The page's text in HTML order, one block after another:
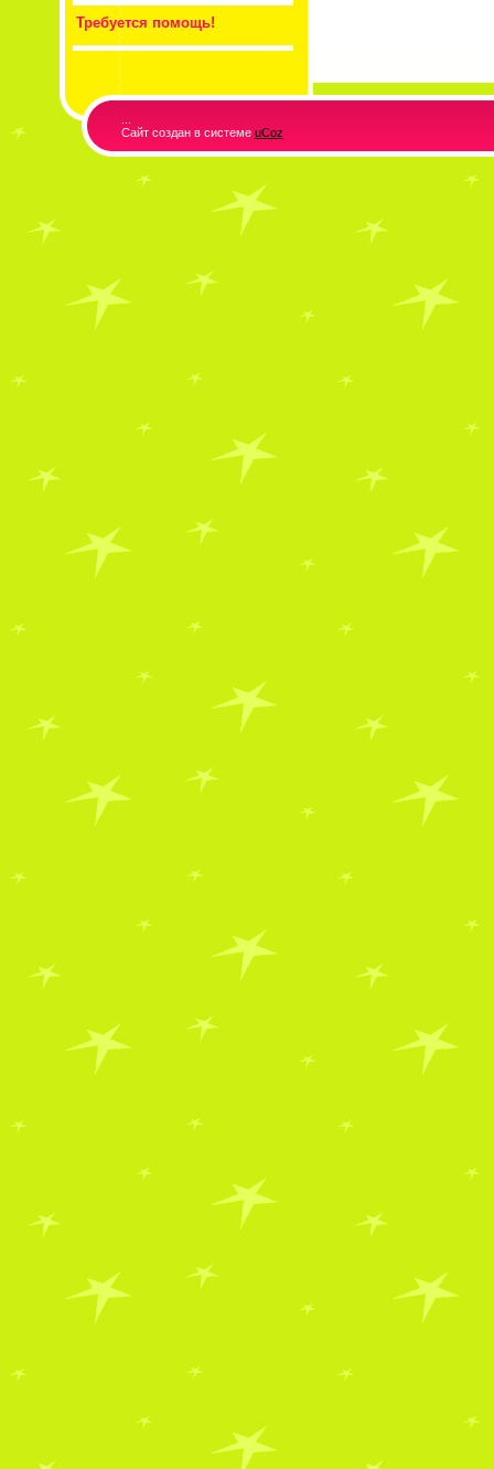
Требуется помощь!
Сайт создан в системе uCoz